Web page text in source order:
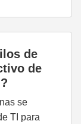
de
de
se
TI para